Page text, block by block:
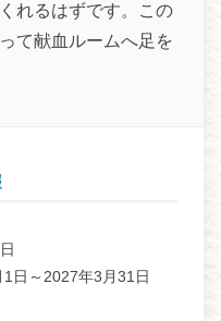
れるはずです。この
て献血ルームへ足を
日～2027年3月31日